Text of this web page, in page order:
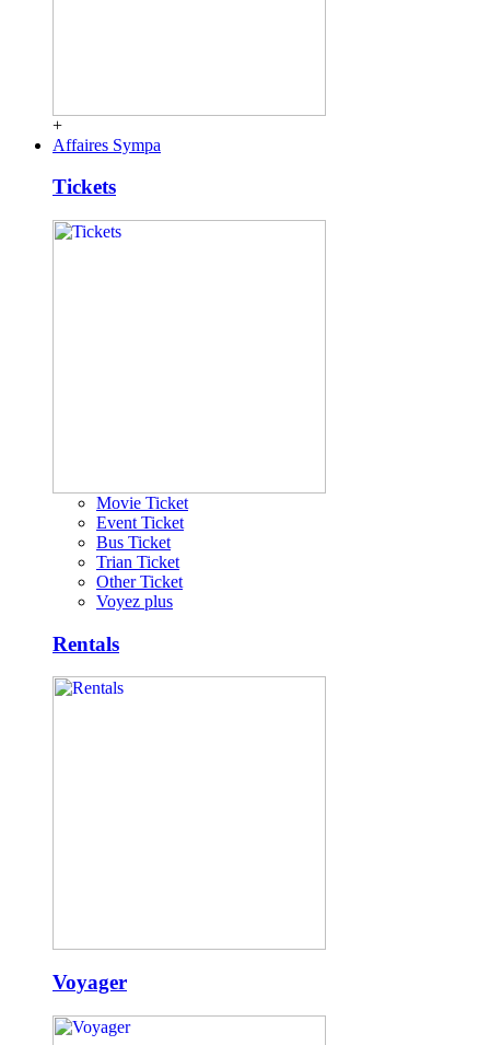
+
Affaires Sympa
Tickets
Movie Ticket
Event Ticket
Bus Ticket
Trian Ticket
Other Ticket
Voyez plus
Rentals
Voyager